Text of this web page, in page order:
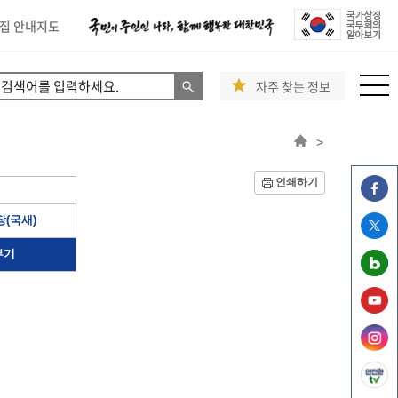
안내지도
자주 찾는 정보
>
인쇄하기
(국새)